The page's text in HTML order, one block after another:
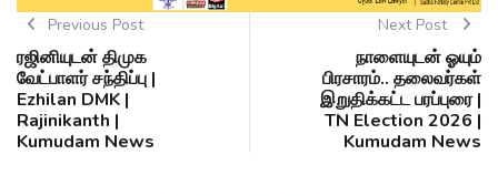
Previous Post
ரஜினியுடன் திமுக
வேட்பாளர் சந்திப்பு |
Ezhilan DMK |
Rajinikanth |
Kumudam News
Next Post
நாளையுடன் ஓயும்
பிரசாரம்.. தலைவர்கள்
இறுதிக்கட்ட பரப்புரை |
TN Election 2026 |
Kumudam News